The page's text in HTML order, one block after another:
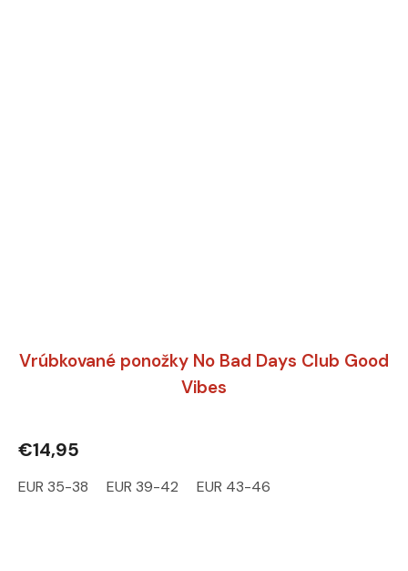
Vrúbkované ponožky No Bad Days Club Good
Vibes
€14,95
EUR 35-38 EUR 39-42 EUR 43-46